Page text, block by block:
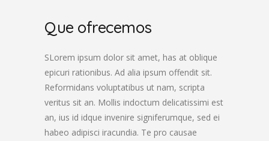
Que ofrecemos
SLorem ipsum dolor sit amet, has at oblique
epicuri rationibus. Ad alia ipsum offendit sit.
Reformidans voluptatibus ut nam, scripta
veritus sit an. Mollis indoctum delicatissimi est
an, ius id idque invenire signiferumque, sed ei
habeo adipisci iracundia. Te pro causae